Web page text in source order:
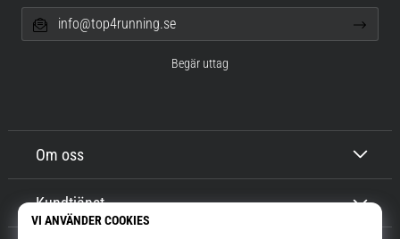
Om oss
Kundtjänst
info@top4running.se
Begär uttag